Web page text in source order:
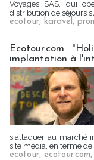
Voyages SAS, qui
distribution de séjours
ecotour, karavel,
Ecotour.com :
implantation à
s'attaquer au marché
site média, en terme de
ecotour, ecotour.com,